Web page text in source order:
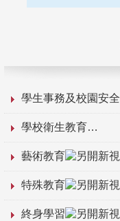
學生事務及校園安全
學校衛生教育
藝術教育
特殊教育
終身學習